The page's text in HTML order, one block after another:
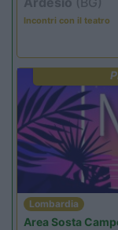
Incontri con il teatro
Lombardia
Area Sosta